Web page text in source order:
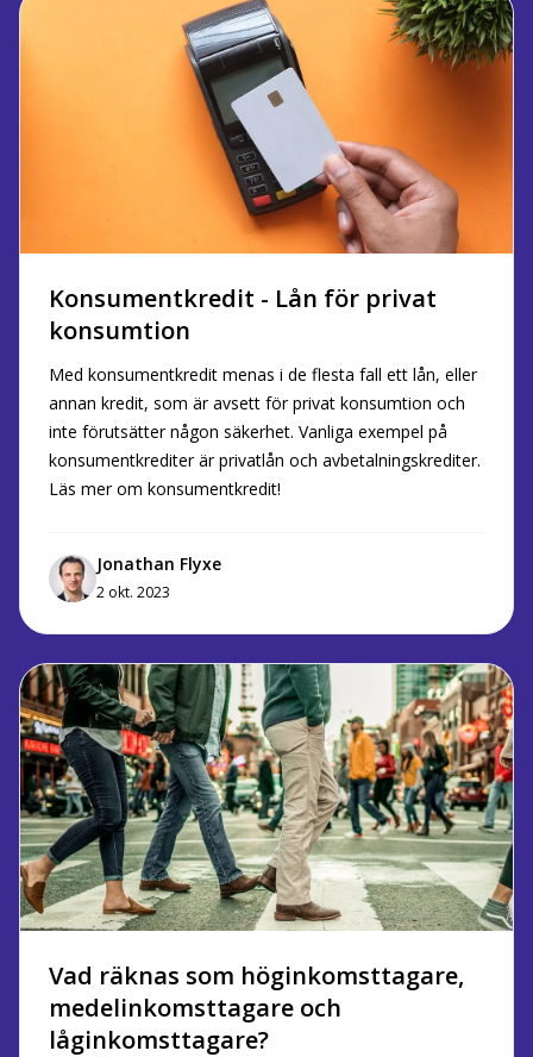
Konsumentkredit - Lån för privat
konsumtion
Med konsumentkredit menas i de flesta fall ett lån, eller
annan kredit, som är avsett för privat konsumtion och
inte förutsätter någon säkerhet. Vanliga exempel på
konsumentkrediter är privatlån och avbetalningskrediter.
Läs mer om konsumentkredit!
Jonathan Flyxe
2 okt. 2023
Vad räknas som höginkomsttagare,
medelinkomsttagare och
låginkomsttagare?